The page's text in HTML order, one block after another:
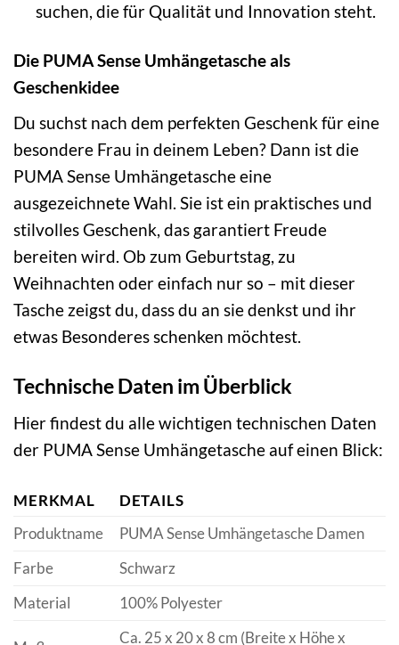
suchen, die für Qualität und Innovation steht.
Die PUMA Sense Umhängetasche als
Geschenkidee
Du suchst nach dem perfekten Geschenk für eine
besondere Frau in deinem Leben? Dann ist die
PUMA Sense Umhängetasche eine
ausgezeichnete Wahl. Sie ist ein praktisches und
stilvolles Geschenk, das garantiert Freude
bereiten wird. Ob zum Geburtstag, zu
Weihnachten oder einfach nur so – mit dieser
Tasche zeigst du, dass du an sie denkst und ihr
etwas Besonderes schenken möchtest.
Technische Daten im Überblick
Hier findest du alle wichtigen technischen Daten
der PUMA Sense Umhängetasche auf einen Blick:
MERKMAL
DETAILS
Produktname
PUMA Sense Umhängetasche Damen
Farbe
Schwarz
Material
100% Polyester
Ca. 25 x 20 x 8 cm (Breite x Höhe x